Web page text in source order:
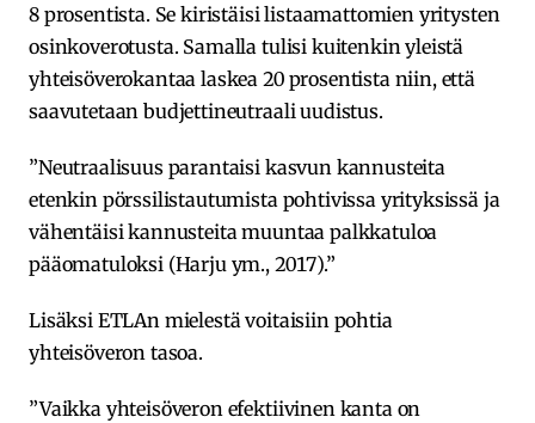
8 prosentista. Se kiristäisi listaamattomien yritysten
osinkoverotusta. Samalla tulisi kuitenkin yleistä
yhteisöverokantaa laskea 20 prosentista niin, että
saavutetaan budjettineutraali uudistus.
”Neutraalisuus parantaisi kasvun kannusteita
etenkin pörssilistautumista pohtivissa yrityksissä ja
vähentäisi kannusteita muuntaa palkkatuloa
pääomatuloksi (Harju ym., 2017).”
Lisäksi ETLAn mielestä voitaisiin pohtia
yhteisöveron tasoa.
”Vaikka yhteisöveron efektiivinen kanta on